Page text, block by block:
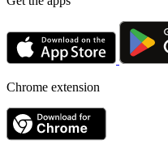
Chrome extension